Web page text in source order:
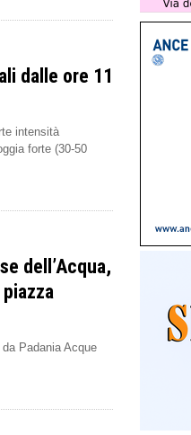
dalle ore 11
intensità
forte (30-50
dell’Acqua,
Padania Acque